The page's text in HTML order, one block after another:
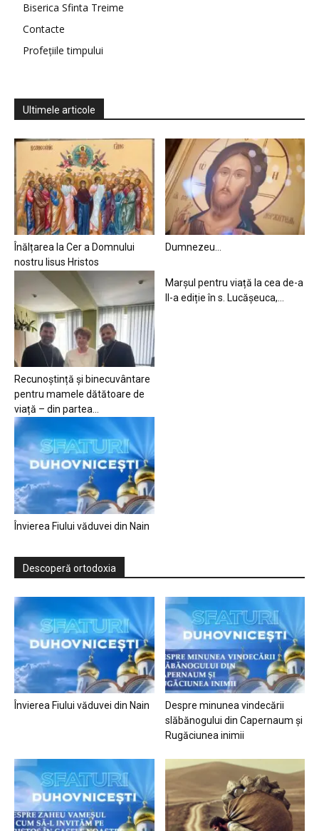
Biserica Sfinta Treime
Contacte
Profețiile timpului
Ultimele articole
Înălțarea la Cer a Domnului
nostru Iisus Hristos
Dumnezeu…
Recunoștință și binecuvântare
pentru mamele dătătoare de
viață – din partea...
Marșul pentru viață la cea de-a
II-a ediție în s. Lucășeuca,...
Învierea Fiului văduvei din Nain
Descoperă ortodoxia
Învierea Fiului văduvei din Nain
Despre minunea vindecării
slăbănogului din Capernaum și
Rugăciunea inimii